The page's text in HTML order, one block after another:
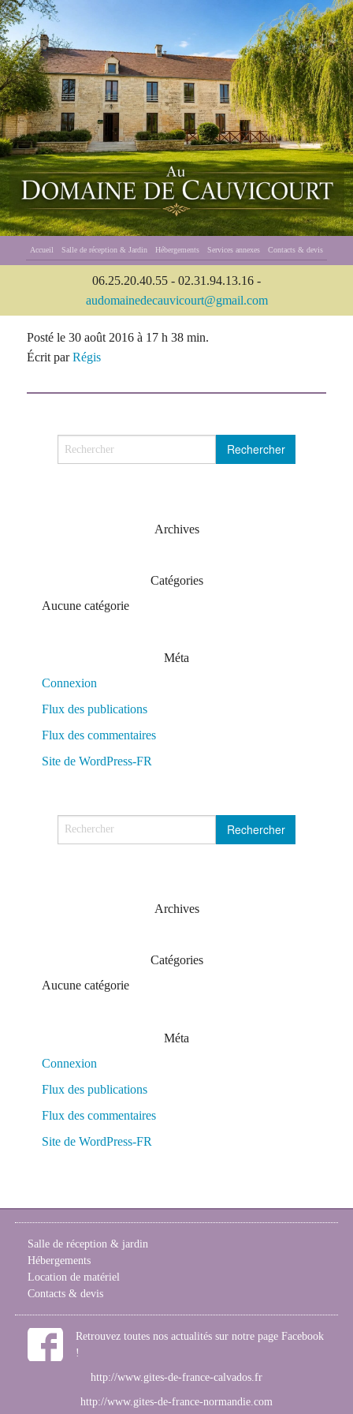
Accueil Salle de réception & Jardin Hébergements Services annexes Contacts & devis
06.25.20.40.55 - 02.31.94.13.16 -
audomainedecauvicourt@gmail.com
Posté le 30 août 2016 à 17 h 38 min.
Écrit parRégis
Archives
Catégories
Aucune catégorie
Méta
Connexion
Flux des publications
Flux des commentaires
Site de WordPress-FR
Archives
Catégories
Aucune catégorie
Méta
Connexion
Flux des publications
Flux des commentaires
Site de WordPress-FR
Salle de réception & jardin
Hébergements
Location de matériel
Contacts & devis
Retrouvez toutes nos actualités sur notre page Facebook
!
http://www.gites-de-france-calvados.fr
http://www.gites-de-france-normandie.com